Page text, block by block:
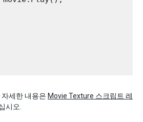
세한 내용은 Movie Texture 스크립트 레
시오.